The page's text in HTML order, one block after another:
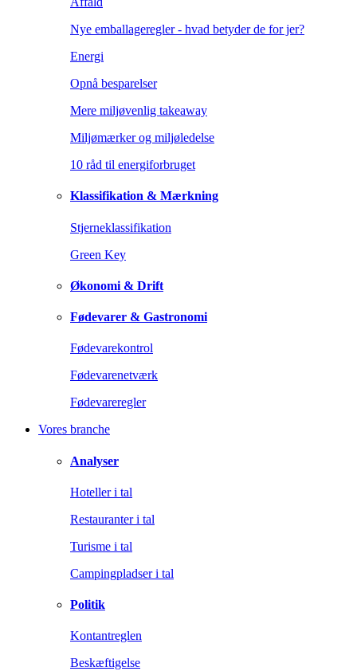
Nye emballageregler - hvad betyder de for jer?
Energi
Opnå besparelser
Mere miljøvenlig takeaway
Miljømærker og miljøledelse
10 råd til energiforbruget
Klassifikation & Mærkning
Stjerneklassifikation
Green Key
Økonomi & Drift
Fødevarer & Gastronomi
Fødevarekontrol
Fødevarenetværk
Fødevareregler
Vores branche
Analyser
Hoteller i tal
Restauranter i tal
Turisme i tal
Campingpladser i tal
Politik
Kontantreglen
Beskæftigelse